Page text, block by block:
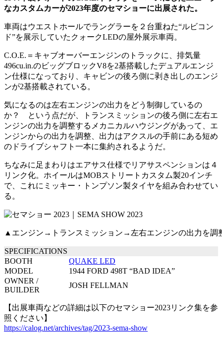
なカスタムカーが2023年度のセマショーに出展された。
車両はウエストホールでラングラーを２台重ねた“ルビコン
ド”を展示していたクォークLEDの屋外展示車両。
C.O.E.＝キャブオーバーエンジンのトラックに、排気量
496cu.in.のビッグブロックV8を2基搭載したデュアルエンジ
ン仕様になっており、キャビンの後ろ側に剥き出しのエンジ
ンが2基搭載されている。
気になるのは左右エンジンの出力をどう制御しているの
か？ という点だが、トランスミッションの後ろ側に左右エ
ンジンの出力を調整するメカニカルハウジングがあって、エ
ンジンからの出力を調整、出力はアクスルの手前にある短め
のドライブシャフト一本に集約されるようだ。
ちなみに足まわりはエアサス仕様でリアサスペンションは４
リンク化。ホイールはMOBストリートカスタム製20インチ
で、これにミッキー・トンプソン製タイヤを組み合わせてい
る。
▲エンジン→トランスミッション→左右エンジンの出力を調
SPECIFICATIONS
BOOTH
QUAKE LED
MODEL
1944 FORD 498T “BAD IDEA”
OWNER /
BUILDER
JOSH FELLMAN
【出展車両などの詳細は以下のセマショー2023リンク集を参
照ください】
https://calog.net/archives/tag/2023-sema-show